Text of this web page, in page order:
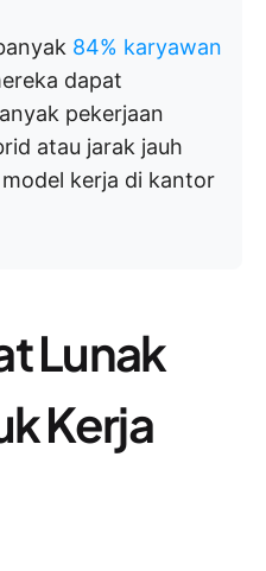
84% karyawan
dapat
pekerjaan
atau jarak jauh
kerja di kantor
Lunak
Kerja